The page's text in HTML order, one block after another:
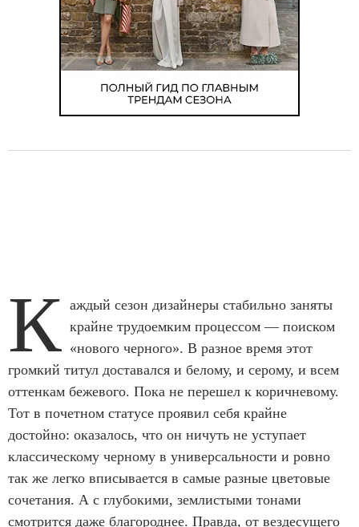
К аждый сезон дизайнеры стабильно заняты
крайне трудоемким процессом — поиском
«нового черного». В разное время этот
громкий титул доставался и белому, и серому, и всем
оттенкам бежевого. Пока не перешел к коричневому.
Тот в почетном статусе проявил себя крайне
достойно: оказалось, что он ничуть не уступает
классическому черному в универсальности и ровно
так же легко вписывается в самые разные цветовые
сочетания. А с глубокими, землистыми тонами
смотрится даже благороднее. Правда, от вездесущего